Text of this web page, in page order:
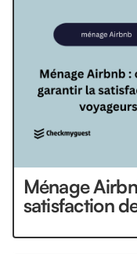
Ménage
satisfaction